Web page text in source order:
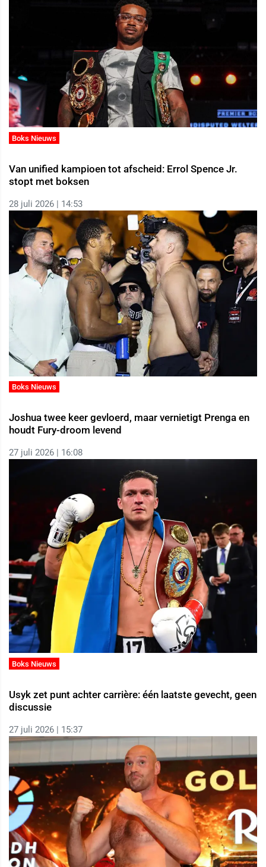
Boks Nieuws
Van unified kampioen tot afscheid: Errol Spence Jr.
stopt met boksen
28 juli 2026 | 14:53
Boks Nieuws
Joshua twee keer gevloerd, maar vernietigt Prenga en
houdt Fury-droom levend
27 juli 2026 | 16:08
Boks Nieuws
Usyk zet punt achter carrière: één laatste gevecht, geen
discussie
27 juli 2026 | 15:37